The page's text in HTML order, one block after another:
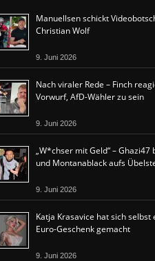
Manuellsen schickt
Christian Wolf
9. Juni 2026
Nach viraler Rede – Finch
Vorwurf, AfD-Wähler zu sein
9. Juni 2026
„W*chser mit Geld“ –
und Montanablack aufs
9. Juni 2026
Katja Krasavice hat sich selbst
Euro-Geschenk gemacht
9. Juni 2026